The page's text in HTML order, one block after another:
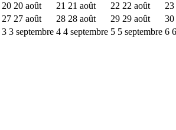
20 20 août 21 21 août 22 22 août 23
27 27 août 28 28 août 29 29 août 30
3 3 septembre 4 4 septembre 5 5 septembre 6